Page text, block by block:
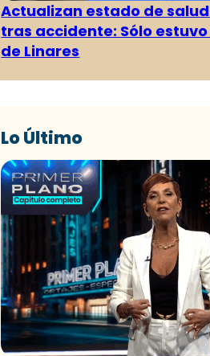
Actualizan estado de
tras accidente: Sólo
de Linares
Lo Último